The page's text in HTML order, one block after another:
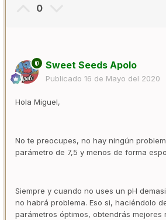
0
Sweet Seeds Apolo
Publicado 16 de Mayo del 2020
Hola Miguel,
No te preocupes, no hay ningún
parámetro de 7,5 y menos de forma
Siempre y cuando no uses un pH
no habrá problema. Eso si, haciéndolo
parámetros óptimos, obtendrás mejores